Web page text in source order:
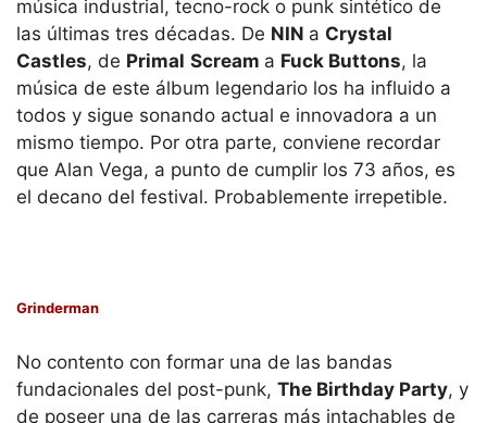
música industrial, tecno-rock o punk sintético de
las últimas tres décadas. De NIN a Crystal
Castles, de Primal Scream a Fuck Buttons, la
música de este álbum legendario los ha influido a
todos y sigue sonando actual e innovadora a un
mismo tiempo. Por otra parte, conviene recordar
que Alan Vega, a punto de cumplir los 73 años, es
el decano del festival. Probablemente irrepetible.
Grinderman
No contento con formar una de las bandas
fundacionales del post-punk, The Birthday Party, y
de poseer una de las carreras más intachables de